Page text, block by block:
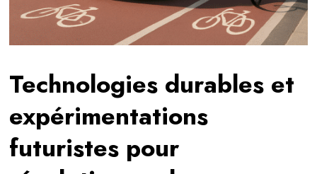
Technologies durables et
expérimentations
futuristes pour